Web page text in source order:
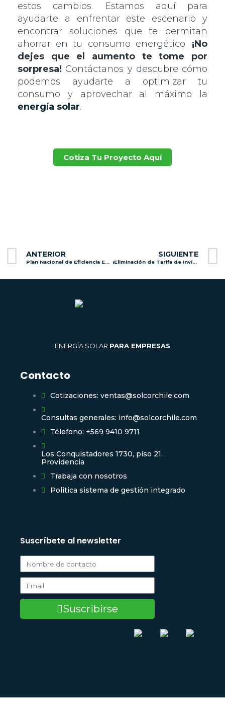
estos cambios. Estamos aquí para
ayudarte a enfrentar este escenario y
encontrar soluciones que te permitan
ahorrar en tu consumo energético. ¡No
dejes que el aumento te tome por
sorpresa! Contáctanos y descubre cómo
podemos ayudarte a optimizar tu
consumo y aprovechar al máximo la
energía solar.
Cotiza Tu Proyecto Aquí
Prev
ANTERIOR SIGUIENTE
¡Eliminación de Tarifa de Invierno! Abre las Puertas a la Energía Solar
ENERGÍA SOLAR PARA EMPRESAS
Contacto
Cotizaciones: ventas@solcorchile.com
Consultas generales: info@solcorchile.com
Télefono: +569 9410 9711
Los Conquistadores 1730, piso 21,
Providencia
Trabaja con nosotros
Politica sistema de gestión integrado
Suscríbete al newsletter
Suscribirse